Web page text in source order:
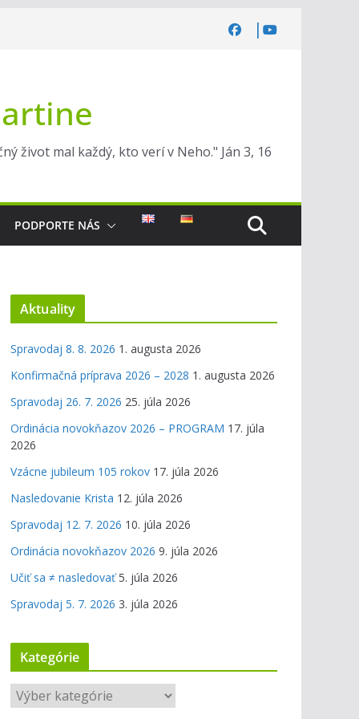
život mal každý, kto verí v Neho." Ján 3, 16
PODPORTE NÁS
Aktuality
Spravodaj 8. 8. 2026 1. augusta 2026
Konfirmačná príprava 2026 – 2028 1. augusta 2026
Spravodaj 26. 7. 2026 25. júla 2026
Ordinácia novokňazov 2026 – PROGRAM 17. júla
2026
Vzácne jubileum 105 rokov 17. júla 2026
Nasledovanie Krista 12. júla 2026
Spravodaj 12. 7. 2026 10. júla 2026
Ordinácia novokňazov 2026 9. júla 2026
Učiť sa ≠ nasledovať 5. júla 2026
Spravodaj 5. 7. 2026 3. júla 2026
Kategórie
K
a